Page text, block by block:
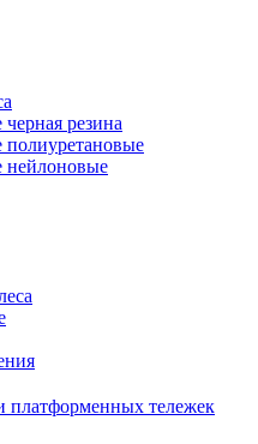
резина
полиуретановые
нейлоновые
платформенных тележек